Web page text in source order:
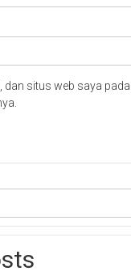
dan situs web saya